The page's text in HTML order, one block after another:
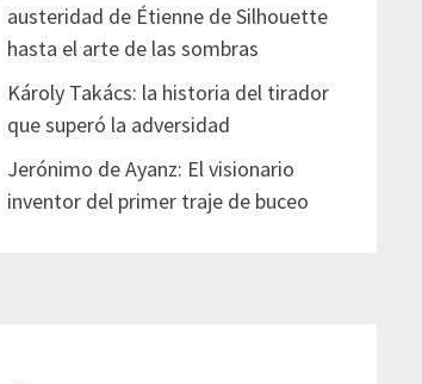
austeridad de Étienne de Silhouette
hasta el arte de las sombras
Károly Takács: la historia del tirador
que superó la adversidad
Jerónimo de Ayanz: El visionario
inventor del primer traje de buceo